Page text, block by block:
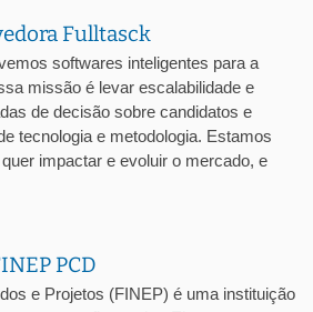
Fulltasck
softwares inteligentes para a
missão é levar escalabilidade e
de decisão sobre candidatos e
tecnologia e metodologia. Estamos
impactar e evoluir o mercado, e
PCD
e Projetos (FINEP) é uma instituição